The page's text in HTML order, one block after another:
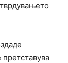
претставува